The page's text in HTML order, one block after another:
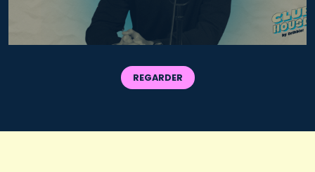
REGARDER